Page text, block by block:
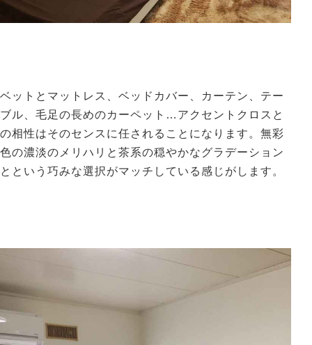
ベットとマットレス、ベッドカバー、カーテン、テー
ブル、毛足の長めのカーペット…アクセントクロスと
の相性はそのセンスに任されることになります。無彩
色の濃淡のメリハリと茶系の穏やかなグラデーション
とという巧みな選択がマッチしている感じがします。